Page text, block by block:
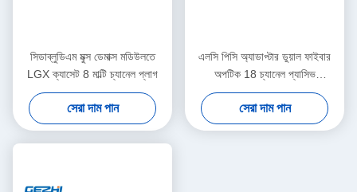
সিডাব্লুডিএম মুক্স ডেমাক্স মডিউলতে
LGX ক্যাসেট 8 মাল্টি চ্যানেল প্লাগ
সেরা দাম পান
এলসি পিসি অ্যাডাপ্টার ডুয়াল ফাইবার
অপটিক 18 চ্যানেল প্যাসিভ
সিডাব্লুডিএম
সেরা দাম পান